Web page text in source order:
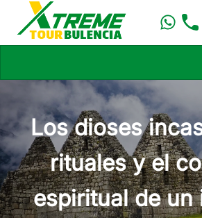
contenido
Los dioses
rituales y el
espiritual de un